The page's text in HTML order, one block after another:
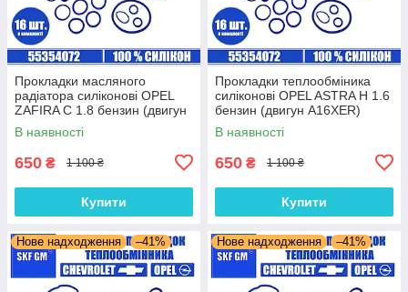
Прокладки масляного
радіатора силіконові OPEL
ZAFIRA C 1.8 бензин (двигун
A18XEL) комплект 16 шт.
В наявності
650 ₴ 1 100 ₴
Купити
Прокладки теплообміника
силіконові OPEL ASTRA H 1.6
бензин (двигун A16XER)
комплект 16 шт.
В наявності
650 ₴ 1 100 ₴
Купити
Нове надходження –41% Нове надходження –41%